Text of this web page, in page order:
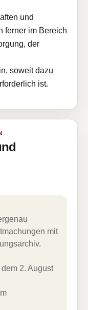
und
ferner im Bereich
der
soweit dazu
ist.
mit
2. August